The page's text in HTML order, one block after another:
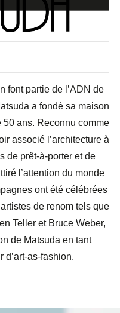
font partie de l’ADN de
a fondé sa maison
50 ans. Reconnu comme
associé l’architecture à
de prêt-à-porter et de
l’attention du monde
ont été célébrées
de renom tels que
Teller et Bruce Weber,
de Matsuda en tant
d’art-as-fashion.